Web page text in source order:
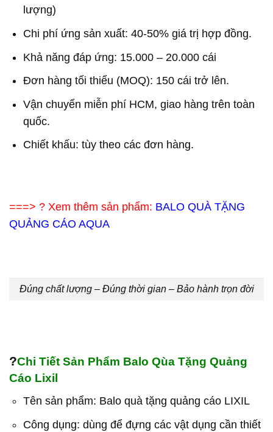
lượng)
Chi phí ứng sản xuất: 40-50% giá trị hợp đồng.
Khả năng đáp ứng: 15.000 – 20.000 cái
Đơn hàng tối thiểu (MOQ): 150 cái trở lên.
Vận chuyển miễn phí HCM, giao hàng trên toàn
quốc.
Chiết khấu: tùy theo các đơn hàng.
===> ? Xem thêm sản phẩm: BALO QUÀ TẶNG
QUẢNG CÁO AQUA
Đúng chất lượng – Đúng thời gian – Bảo hành trọn đời
?Chi Tiết Sản Phẩm Balo Qùa Tặng Quảng
Cáo Lixil
Tên sản phẩm: Balo quà tặng quảng cáo LIXIL
Công dụng: dùng để đựng các vật dụng cần thiết